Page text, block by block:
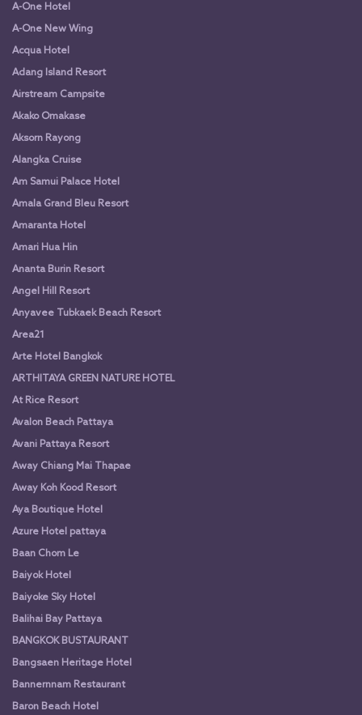
A-One Hotel
A-One New Wing
Acqua Hotel
Adang Island Resort
Airstream Campsite
Akako Omakase
Aksorn Rayong
Alangka Cruise
Am Samui Palace Hotel
Amala Grand Bleu Resort
Amaranta Hotel
Amari Hua Hin
Ananta Burin Resort
Angel Hill Resort
Anyavee Tubkaek Beach Resort
Area21
Arte Hotel Bangkok
ARTHITAYA GREEN NATURE HOTEL
At Rice Resort
Avalon Beach Pattaya
Avani Pattaya Resort
Away Chiang Mai Thapae
Away Koh Kood Resort
Aya Boutique Hotel
Azure Hotel pattaya
Baan Chom Le
Baiyok Hotel
Baiyoke Sky Hotel
Balihai Bay Pattaya
BANGKOK BUSTAURANT
Bangsaen Heritage Hotel
Bannernnam Restaurant
Baron Beach Hotel